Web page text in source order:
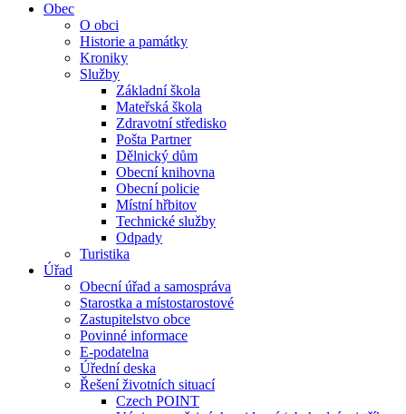
Obec
O obci
Historie a památky
Kroniky
Služby
Základní škola
Mateřská škola
Zdravotní středisko
Pošta Partner
Dělnický dům
Obecní knihovna
Obecní policie
Místní hřbitov
Technické služby
Odpady
Turistika
Úřad
Obecní úřad a samospráva
Starostka a místostarostové
Zastupitelstvo obce
Povinné informace
E-podatelna
Úřední deska
Řešení životních situací
Czech POINT